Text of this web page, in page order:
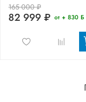
165 000 ₽
82 999 ₽ от + 830 Б